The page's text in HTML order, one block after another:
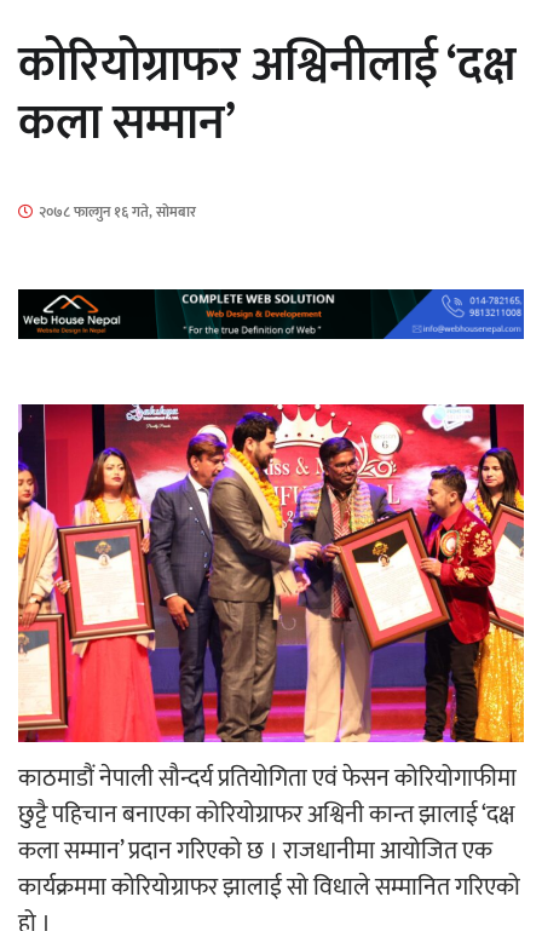
नियन्त्रणमा
‘ईयुमा डट कम’ले बुधबारदेखि आफ्नो
औपचारिक सेवा सञ्चालनमा
हलमा छैन ‘गौँथली’को टिकट
कोरियोग्राफर अश्विनीलाई ‘दक्ष
कला सम्मान’
२०७८ फाल्गुन १६ गते, सोमबार
काठमाडौं नेपाली सौन्दर्य प्रतियोगिता एवं फेसन कोरियोगाफीमा
छुट्टै पहिचान बनाएका कोरियोग्राफर अश्विनी कान्त झालाई ‘दक्ष
कला सम्मान’ प्रदान गरिएको छ । राजधानीमा आयोजित एक
कार्यक्रममा कोरियोग्राफर झालाई सो विधाले सम्मानित गरिएको